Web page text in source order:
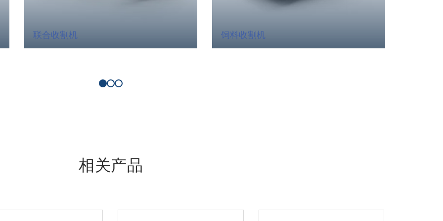
联合收割机 饲料收割机
相关产品